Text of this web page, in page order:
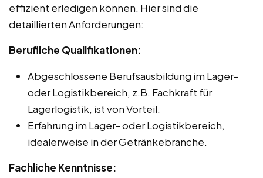
effizient erledigen können. Hier sind die
detaillierten Anforderungen:
Berufliche Qualifikationen:
Abgeschlossene Berufsausbildung im Lager-
oder Logistikbereich, z.B. Fachkraft für
Lagerlogistik, ist von Vorteil.
Erfahrung im Lager- oder Logistikbereich,
idealerweise in der Getränkebranche.
Fachliche Kenntnisse: